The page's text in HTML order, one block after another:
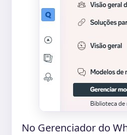
No Gerenciador do